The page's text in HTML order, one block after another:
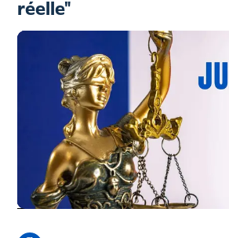
- Aix
Agenda
divers
Sports
Société
réelle"